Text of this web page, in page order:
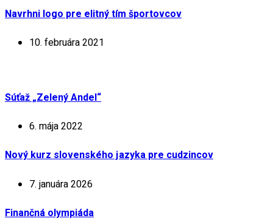
Navrhni logo pre elitný tím športovcov
10. februára 2021
Súťaž „Zelený Andel“
6. mája 2022
Nový kurz slovenského jazyka pre cudzincov
7. januára 2026
Finančná olympiáda